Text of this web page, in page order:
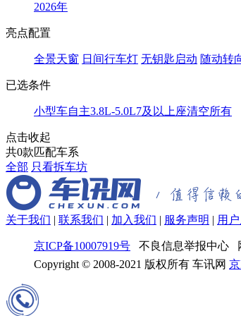
2026年
亮点配置
全景天窗 日间行车灯 无钥匙启动 随动转
已选条件
小型车自主3.8L-5.0L7及以上座清空所有
点击收起
共0款匹配车系
全部 只看拆车坊
关于我们 | 联系我们 | 加入我们 | 服务声明 | 用
京ICP备10007919号 不良信息举报中心
Copyright © 2008-2021 版权所有 车讯网